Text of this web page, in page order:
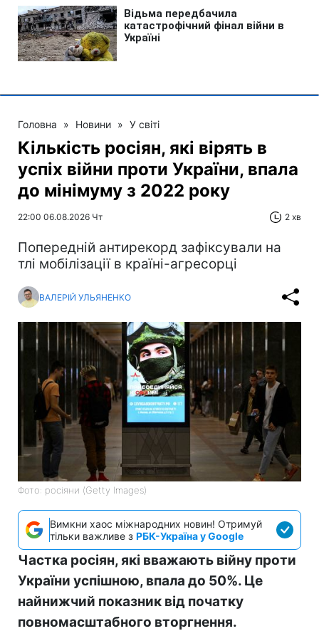
Головна » Новини » У світі
Кількість росіян, які вірять в
успіх війни проти України, впала
до мінімуму з 2022 року
22:00 06.08.2026 Чт 2 хв
Попередній антирекорд зафіксували на
тлі мобілізації в країні-агресорці
ВАЛЕРІЙ УЛЬЯНЕНКО
Фото: росіяни (Getty Images)
Вимкни хаос міжнародних новин! Отримуй
тільки важливе з РБК-Україна у Google
Частка росіян, які вважають війну проти
України успішною, впала до 50%. Це
найнижчий показник від початку
повномасштабного вторгнення.